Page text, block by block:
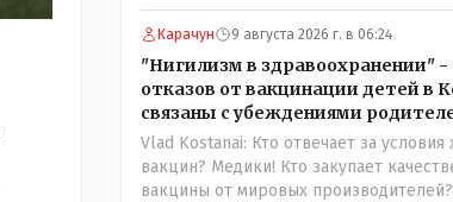
Председатель партии коммунстов- он
после и причём НЕОДНОКРАТНО,
многократно на недостатки Назарбая и
ему самому ДОБРОВОЛЬНО уйти с
Президента.
Карачун 9 августа 2026 г. в 06:24
"Нигилизм в здравоохранении" -
отказов от вакцинации детей в
связаны с убеждениями
Vlad Kostanai: Кто отвечает за условия
вакцин? Медики! Кто закупает
вакцины от мировых